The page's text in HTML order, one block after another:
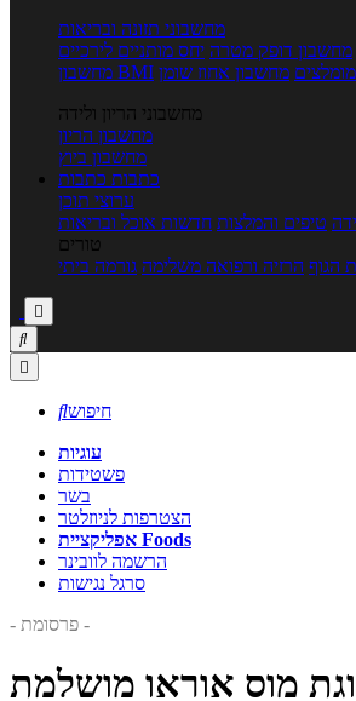
מחשבוני תזונה ובריאות
מחשבון דופק מטרה יחס מותניים לירכיים
מחשבון BMI מחשבון אחוז שומן
מחשבוני הריון ולידה
מחשבון הריון
מחשבון ביוץ
כתבות כתבות
ערוצי תוכן
טיפים והמלצות חדשות אוכל ובריאות
טורים
הגוף הרזיה ורפואה משלימה גורמה ביתי



חיפוש
עוגיות
פשטידות
בשר
הצטרפות לניוזלטר
אפליקציית Foods
הרשמה לוובינר
סרגל נגישות
- פרסומת -
מוס אוראו מושלמת